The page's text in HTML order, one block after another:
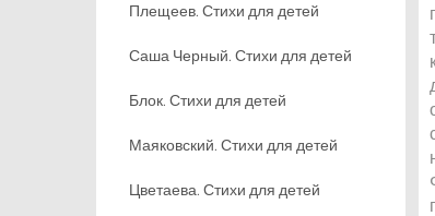
Плещеев. Стихи для детей
Саша Черный. Стихи для детей
Блок. Стихи для детей
Маяковский. Стихи для детей
Цветаева. Стихи для детей